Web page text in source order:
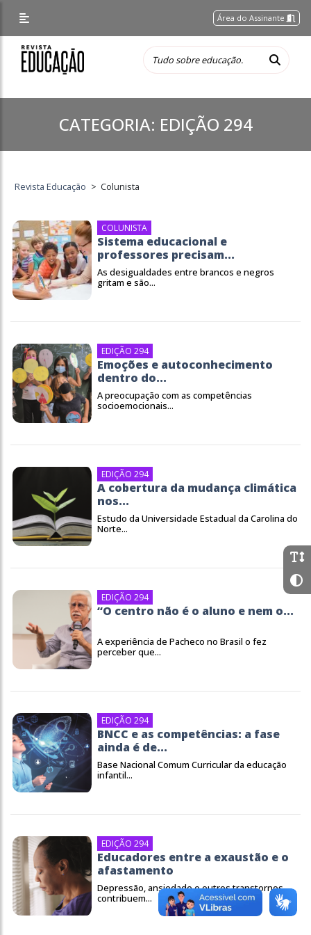
Área do Assinante
CATEGORIA: EDIÇÃO 294
Revista Educação > Colunista
COLUNISTA
Sistema educacional e
professores precisam...
As desigualdades entre brancos e negros
gritam e são...
EDIÇÃO 294
Emoções e autoconhecimento
dentro do...
A preocupação com as competências
socioemocionais...
EDIÇÃO 294
A cobertura da mudança climática
nos...
Estudo da Universidade Estadual da Carolina do
Norte...
EDIÇÃO 294
“O centro não é o aluno e nem o...
A experiência de Pacheco no Brasil o fez
perceber que...
EDIÇÃO 294
BNCC e as competências: a fase
ainda é de...
Base Nacional Comum Curricular da educação
infantil...
EDIÇÃO 294
Educadores entre a exaustão e o
afastamento
Depressão, ansiedade e outros transtornos
contribuem...